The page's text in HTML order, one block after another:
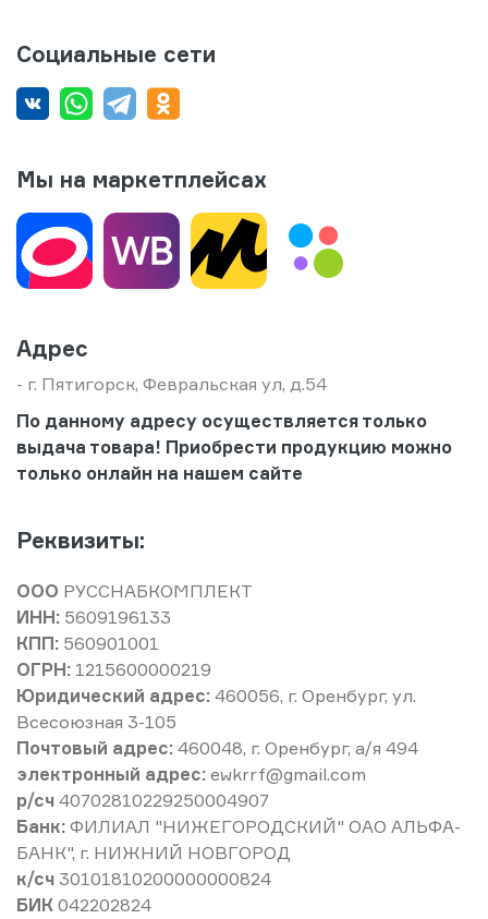
Социальные сети
Мы на маркетплейсах
Адрес
- г. Пятигорск, Февральская ул, д.54
По данному адресу осуществляется только
выдача товара! Приобрести продукцию можно
только онлайн на нашем сайте
Реквизиты:
ООО РУССНАБКОМПЛЕКТ
ИНН: 5609196133
КПП: 560901001
ОГРН: 1215600000219
Юридический адрес: 460056, г. Оренбург, ул.
Всесоюзная 3-105
Почтовый адрес: 460048, г. Оренбург, а/я 494
электронный адрес: ewkrrf@gmail.com
р/сч 40702810229250004907
Банк: ФИЛИАЛ "НИЖЕГОРОДСКИЙ" ОАО АЛЬФА-
БАНК", г. НИЖНИЙ НОВГОРОД
к/сч 30101810200000000824
БИК 042202824